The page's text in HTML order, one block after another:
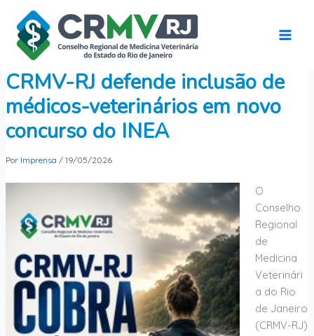
para
conteúdo
CRMV-RJ defende inclusão de
médicos-veterinários em novo
concurso do INEA
Por Imprensa / 19/05/2026
O
Conselho
Regional
de
Medicina
Veterinári
a do Rio
de Janeiro
(CRMV-RJ)